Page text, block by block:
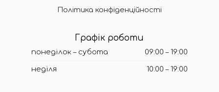
Політика конфіденційності
Графік роботи
понеділок – субота 09:00 – 19:00
неділя 10:00 – 19:00